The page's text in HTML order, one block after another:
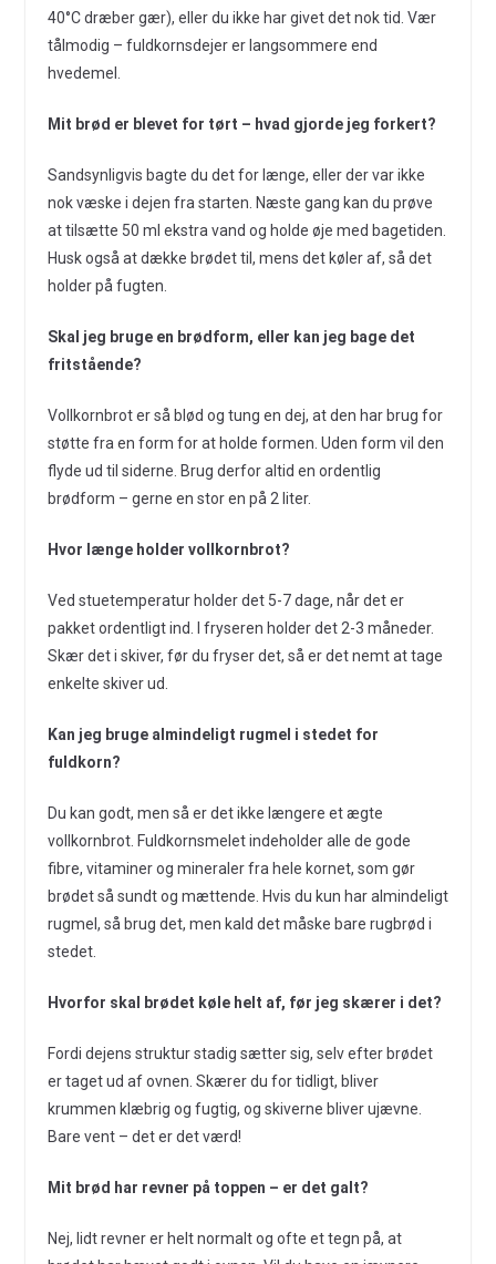
40°C dræber gær), eller du ikke har givet det nok tid. Vær
tålmodig – fuldkornsdejer er langsommere end
hvedemel.
Mit brød er blevet for tørt – hvad gjorde jeg forkert?
Sandsynligvis bagte du det for længe, eller der var ikke
nok væske i dejen fra starten. Næste gang kan du prøve
at tilsætte 50 ml ekstra vand og holde øje med bagetiden.
Husk også at dække brødet til, mens det køler af, så det
holder på fugten.
Skal jeg bruge en brødform, eller kan jeg bage det
fritstående?
Vollkornbrot er så blød og tung en dej, at den har brug for
støtte fra en form for at holde formen. Uden form vil den
flyde ud til siderne. Brug derfor altid en ordentlig
brødform – gerne en stor en på 2 liter.
Hvor længe holder vollkornbrot?
Ved stuetemperatur holder det 5-7 dage, når det er
pakket ordentligt ind. I fryseren holder det 2-3 måneder.
Skær det i skiver, før du fryser det, så er det nemt at tage
enkelte skiver ud.
Kan jeg bruge almindeligt rugmel i stedet for
fuldkorn?
Du kan godt, men så er det ikke længere et ægte
vollkornbrot. Fuldkornsmelet indeholder alle de gode
fibre, vitaminer og mineraler fra hele kornet, som gør
brødet så sundt og mættende. Hvis du kun har almindeligt
rugmel, så brug det, men kald det måske bare rugbrød i
stedet.
Hvorfor skal brødet køle helt af, før jeg skærer i det?
Fordi dejens struktur stadig sætter sig, selv efter brødet
er taget ud af ovnen. Skærer du for tidligt, bliver
krummen klæbrig og fugtig, og skiverne bliver ujævne.
Bare vent – det er det værd!
Mit brød har revner på toppen – er det galt?
Nej, lidt revner er helt normalt og ofte et tegn på, at